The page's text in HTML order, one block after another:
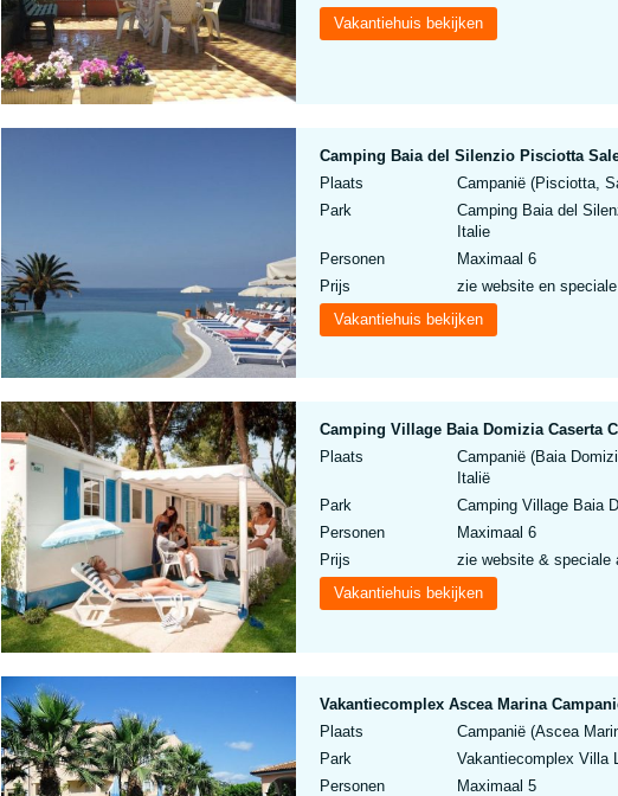
Vakantiehuis bekijken
Camping Baia del Silenzio Pisciotta
Plaats
Campanië (Pisciotta,
Park
Camping Baia del
Italie
Personen
Maximaal 6
Prijs
zie website en
Vakantiehuis bekijken
Camping Village Baia Domizia Caserta
Plaats
Campanië (Baia
Italië
Park
Camping Village Baia
Personen
Maximaal 6
Prijs
zie website & speciale
Vakantiehuis bekijken
Vakantiecomplex Ascea Marina
Plaats
Campanië (Ascea
Park
Vakantiecomplex Villa
Personen
Maximaal 5